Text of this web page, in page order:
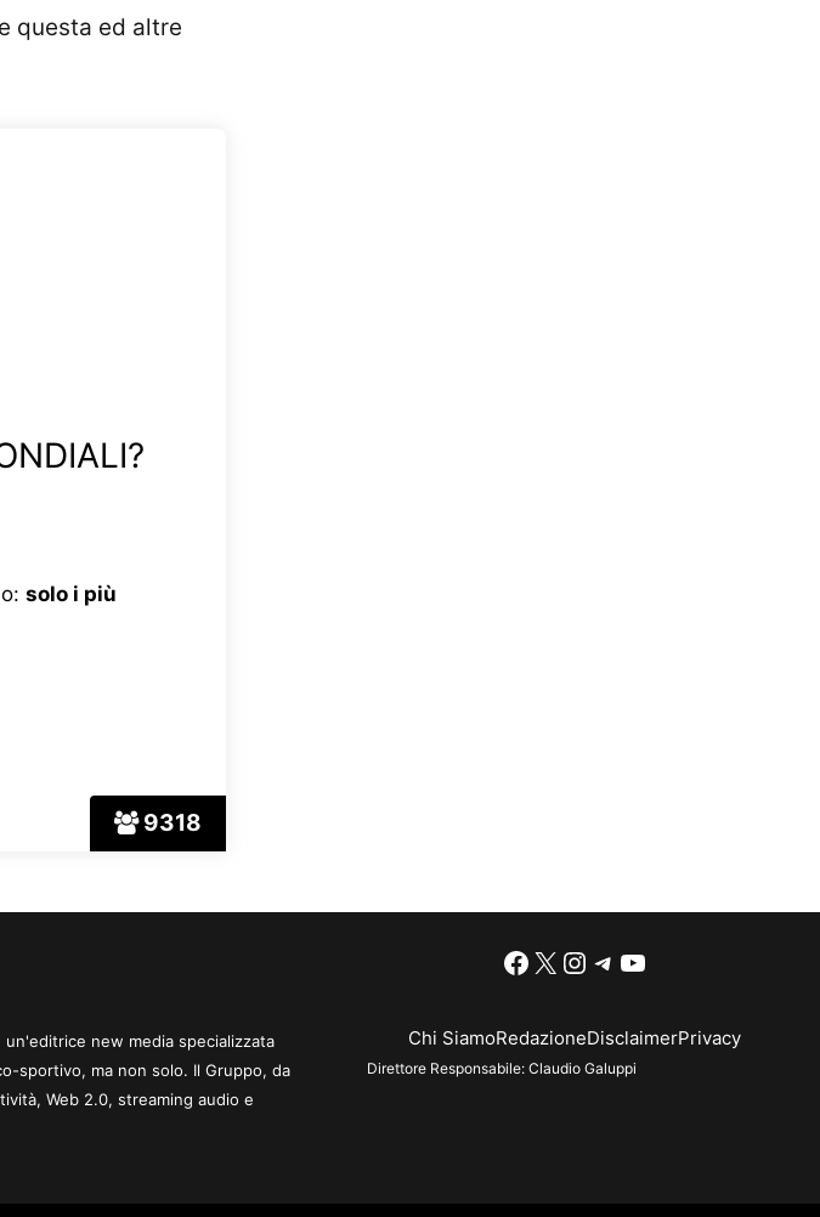
questa ed altre
9318
solo i più
new media specializzata
sportivo, ma non solo. Il Gruppo, da
Web 2.0, streaming audio e
Facebook
X Instagram
Telegram
YouTube
Chi SiamoRedazioneDisclaimerPrivacy
Direttore Responsabile: Claudio Galuppi